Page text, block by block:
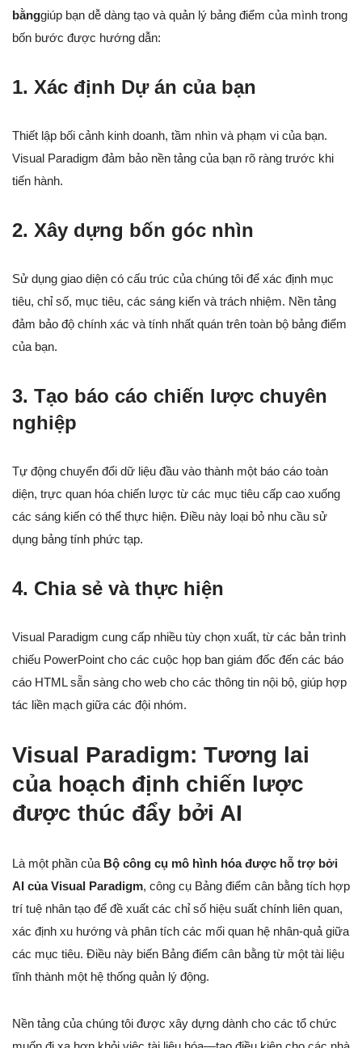
bằnggiúp bạn dễ dàng tạo và quản lý bảng điểm của mình trong
bốn bước được hướng dẫn:
1. Xác định Dự án của bạn
Thiết lập bối cảnh kinh doanh, tầm nhìn và phạm vi của bạn.
Visual Paradigm đảm bảo nền tảng của bạn rõ ràng trước khi
tiến hành.
2. Xây dựng bốn góc nhìn
Sử dụng giao diện có cấu trúc của chúng tôi để xác định mục
tiêu, chỉ số, mục tiêu, các sáng kiến và trách nhiệm. Nền tảng
đảm bảo độ chính xác và tính nhất quán trên toàn bộ bảng điểm
của bạn.
3. Tạo báo cáo chiến lược chuyên
nghiệp
Tự động chuyển đổi dữ liệu đầu vào thành một báo cáo toàn
diện, trực quan hóa chiến lược từ các mục tiêu cấp cao xuống
các sáng kiến có thể thực hiện. Điều này loại bỏ nhu cầu sử
dụng bảng tính phức tạp.
4. Chia sẻ và thực hiện
Visual Paradigm cung cấp nhiều tùy chọn xuất, từ các bản trình
chiếu PowerPoint cho các cuộc họp ban giám đốc đến các báo
cáo HTML sẵn sàng cho web cho các thông tin nội bộ, giúp hợp
tác liền mạch giữa các đội nhóm.
Visual Paradigm: Tương lai
của hoạch định chiến lược
được thúc đẩy bởi AI
Là một phần của Bộ công cụ mô hình hóa được hỗ trợ bởi
AI của Visual Paradigm, công cụ Bảng điểm cân bằng tích hợp
trí tuệ nhân tạo để đề xuất các chỉ số hiệu suất chính liên quan,
xác định xu hướng và phân tích các mối quan hệ nhân-quả giữa
các mục tiêu. Điều này biến Bảng điểm cân bằng từ một tài liệu
tĩnh thành một hệ thống quản lý động.
Nền tảng của chúng tôi được xây dựng dành cho các tổ chức